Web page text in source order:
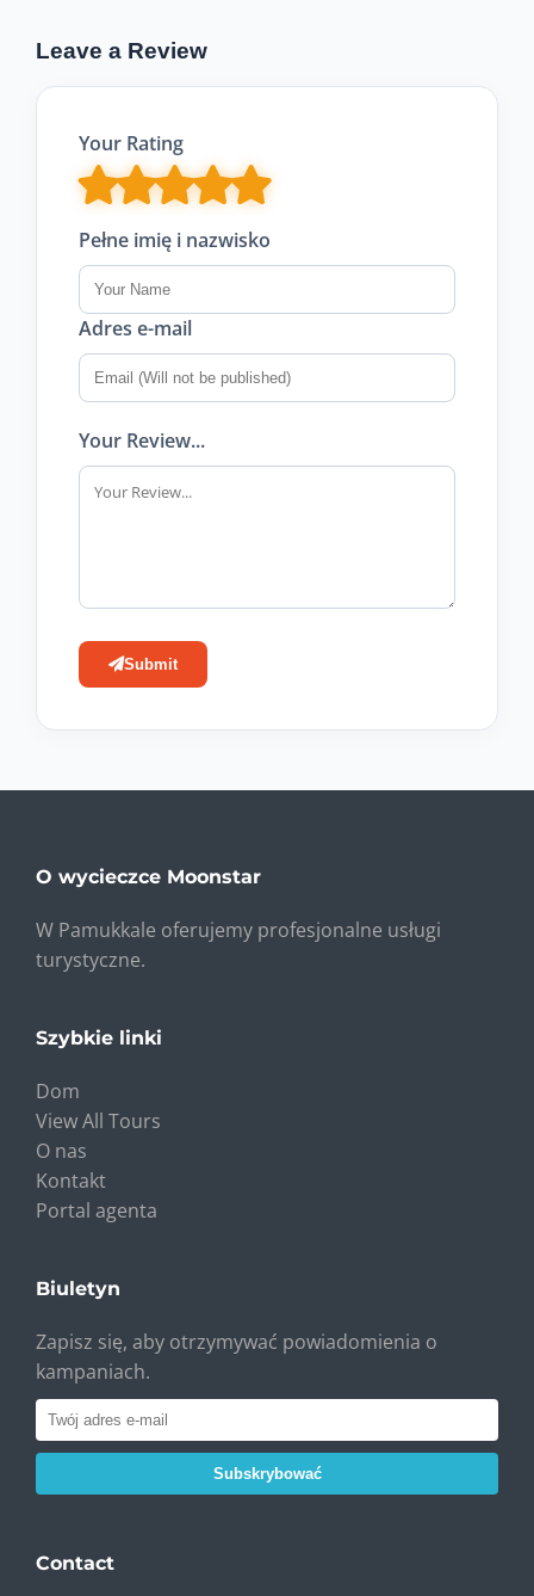
Leave a Review
Your Rating
Pełne imię i nazwisko
Adres e-mail
Your Review...
Submit
O wycieczce Moonstar
W Pamukkale oferujemy profesjonalne usługi
turystyczne.
Szybkie linki
Dom
View All Tours
O nas
Kontakt
Portal agenta
Biuletyn
Zapisz się, aby otrzymywać powiadomienia o
kampaniach.
Subskrybować
Contact